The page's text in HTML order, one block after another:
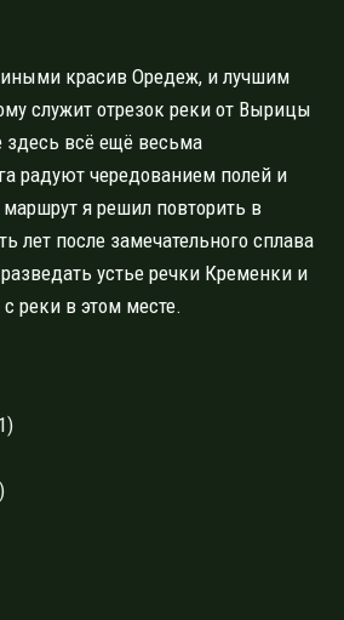
красив Оредеж, и лучшим
служит отрезок реки от Вырицы
здесь всё ещё весьма
радуют чередованием полей и
я решил повторить в
лет после замечательного сплава
устье речки Кременки и
реки в этом месте.